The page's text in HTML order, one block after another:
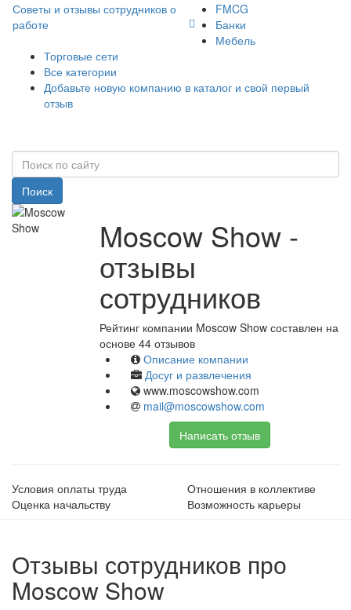
Советы и отзывы сотрудников о
работе
FMCG
Банки
Мебель
Торговые сети
Все категории
Добавьте новую компанию в каталог и свой первый
отзыв
Поиск
Moscow Show -
отзывы
сотрудников
Рейтинг компании Moscow Show составлен на
основе 44 отзывов
Описание компании
Досуг и развлечения
www.moscowshow.com
mail@moscowshow.com
Написать отзыв
Условия оплаты труда
Отношения в коллективе
Оценка начальству
Возможность карьеры
Отзывы сотрудников про
Moscow Show